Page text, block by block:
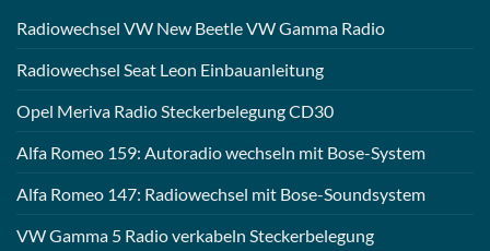
Radiowechsel VW New Beetle VW Gamma Radio
Radiowechsel Seat Leon Einbauanleitung
Opel Meriva Radio Steckerbelegung CD30
Alfa Romeo 159: Autoradio wechseln mit Bose-System
Alfa Romeo 147: Radiowechsel mit Bose-Soundsystem
VW Gamma 5 Radio verkabeln Steckerbelegung